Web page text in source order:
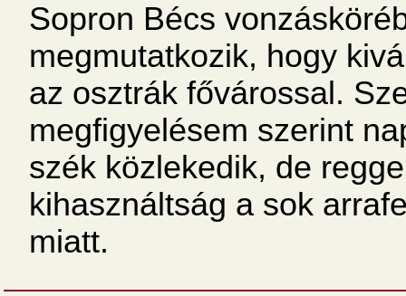
Sopron Bécs
megmutatkozik, hogy
az osztrák fővárossal.
megfigyelésem szerint
szék közlekedik, de
kihasználtság a sok
miatt.